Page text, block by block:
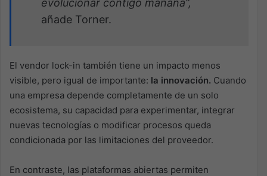
evolucionar contigo mañana”,
añade Torner.
El vendor lock-in también tiene un impacto menos
visible, pero igual de importante: la innovación. Cuando
una empresa depende completamente de un solo
ecosistema, su capacidad para experimentar, integrar
nuevas tecnologías o modificar procesos queda
condicionada por las limitaciones del proveedor.
En contraste, las plataformas abiertas permiten